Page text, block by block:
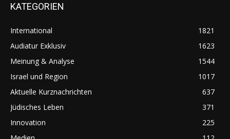
KATEGORIEN
International
1821
Audiatur Exklusiv
1623
Meinung & Analyse
1544
Israel und Region
1017
Aktuelle Kurznachrichten
637
Jüdisches Leben
371
Innovation
225